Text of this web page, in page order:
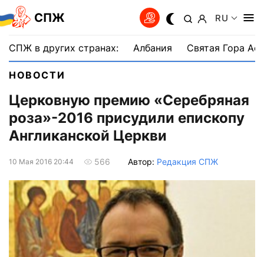
СПЖ RU
СПЖ в других странах: Албания Святая Гора
НОВОСТИ
Церковную премию «Серебряная
роза»-2016 присудили епископу
Англиканской Церкви
10 Мая 2016 20:44 566 Автор: Редакция СПЖ